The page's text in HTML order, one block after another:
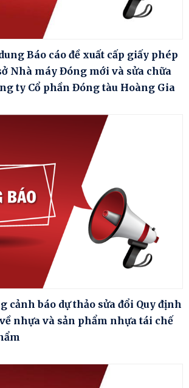
Báo cáo đề xuất cấp giấy phép
Nhà máy Đóng mới và sửa chữa
ty Cổ phần Đóng tàu Hoàng Gia
cảnh báo dự thảo sửa đổi Quy định
về nhựa và sản phẩm nhựa tái chế